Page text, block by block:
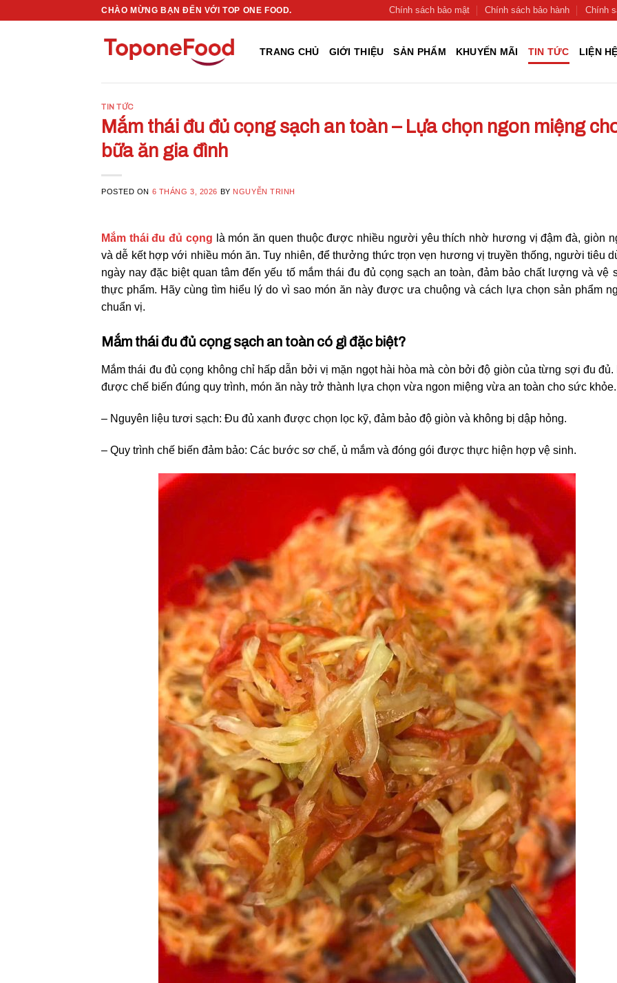
CHÀO MỪNG BẠN ĐẾN VỚI TOP ONE FOOD. Chính sách bảo mật Chính sách bảo hành Chính
TRANG CHỦ GIỚI THIỆU SẢN PHẨM KHUYẾN MÃI TIN TỨC LIỆN HỆ
TIN TỨC
Mắm thái đu đủ cọng sạch an toàn – Lựa chọn ngon miệng
bữa ăn gia đình
POSTED ON 6 THÁNG 3, 2026 BY NGUYỄN TRINH
Mắm thái đu đủ cọng là món ăn quen thuộc được nhiều người yêu thích nhờ hương vị đậm đà, giòn
và dễ kết hợp với nhiều món ăn. Tuy nhiên, để thưởng thức trọn vẹn hương vị truyền thống, người tiêu
ngày nay đặc biệt quan tâm đến yếu tố mắm thái đu đủ cọng sạch an toàn, đảm bảo chất lượng và vệ
thực phẩm. Hãy cùng tìm hiểu lý do vì sao món ăn này được ưa chuộng và cách lựa chọn sản phẩm
chuẩn vị.
Mắm thái đu đủ cọng sạch an toàn có gì đặc biệt?
Mắm thái đu đủ cọng không chỉ hấp dẫn bởi vị mặn ngọt hài hòa mà còn bởi độ giòn của từng sợi đu đủ.
được chế biến đúng quy trình, món ăn này trở thành lựa chọn vừa ngon miệng vừa an toàn cho sức khỏe.
– Nguyên liệu tươi sạch: Đu đủ xanh được chọn lọc kỹ, đảm bảo độ giòn và không bị dập hỏng.
– Quy trình chế biến đảm bảo: Các bước sơ chế, ủ mắm và đóng gói được thực hiện hợp vệ sinh.